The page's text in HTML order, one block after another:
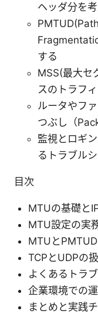
ヘッダ分を
する
MSS(最大セ
スのトラフ
ルータやフ
つぶし（
監視とロギ
るトラブル
目次
MTUの基礎と
MTU設定の実
MTUと
TCPとUDPの
よくあるトラ
企業環境での
まとめと実践